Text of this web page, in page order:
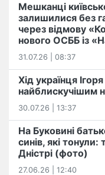
Мешканці
залишилися без
через відмову
нового ОСББ із
31.07.26 | 08:37
Хід українця
найблискучішим
30.07.26 | 13:37
На Буковині
синів, які тонули:
Дністрі (фото)
27.06.26 | 12:40